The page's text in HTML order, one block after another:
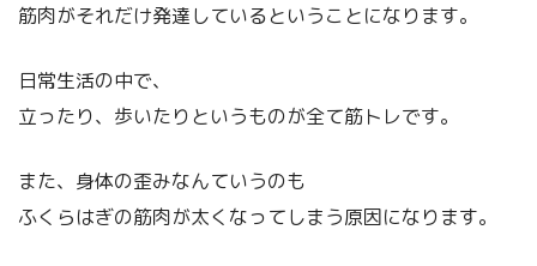
筋肉がそれだけ発達しているということになります。
日常生活の中で、
立ったり、歩いたりというものが全て筋トレです。
また、身体の歪みなんていうのも
ふくらはぎの筋肉が太くなってしまう原因になります。